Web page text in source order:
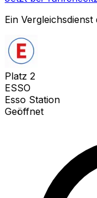
Ein
Platz 2
ESSO
Esso Station
Geöffnet